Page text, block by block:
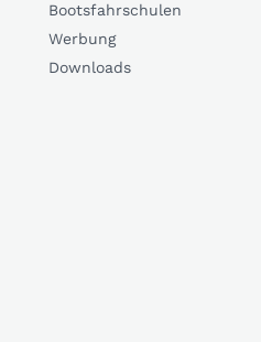
Bootsfahrschulen
Werbung
Downloads